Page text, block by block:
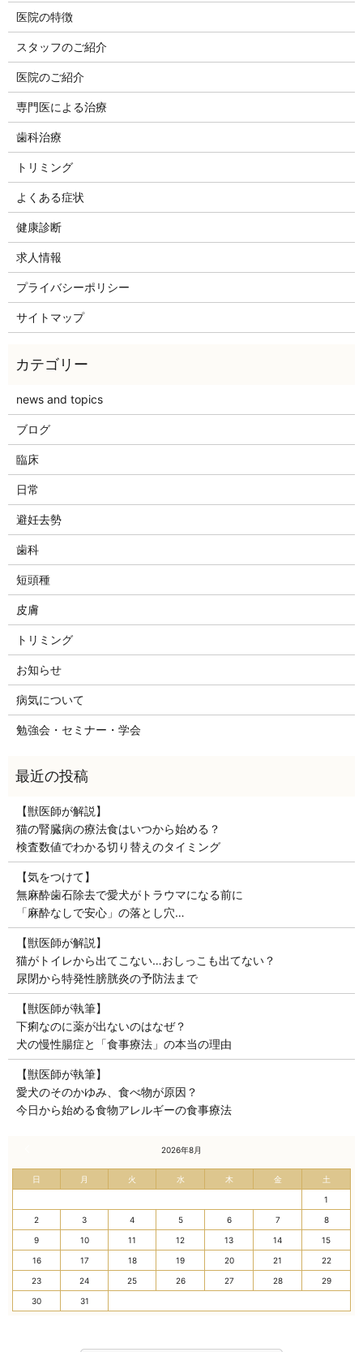
医院の特徴
スタッフのご紹介
医院のご紹介
専門医による治療
歯科治療
トリミング
よくある症状
健康診断
求人情報
プライバシーポリシー
サイトマップ
news and topics
ブログ
臨床
日常
避妊去勢
歯科
短頭種
皮膚
トリミング
お知らせ
病気について
勉強会・セミナー・学会
【獣医師が解説】
猫の腎臓病の療法食はいつから始める？
検査数値でわかる切り替えのタイミング
【気をつけて】
無麻酔歯石除去で愛犬がトラウマになる前に
「麻酔なしで安心」の落とし穴…
【獣医師が解説】
猫がトイレから出てこない…おしっこも出てない？
尿閉から特発性膀胱炎の予防法まで
【獣医師が執筆】
下痢なのに薬が出ないのはなぜ？
犬の慢性腸症と「食事療法」の本当の理由
【獣医師が執筆】
愛犬のそのかゆみ、食べ物が原因？
今日から始める食物アレルギーの食事療法
2026年8月
日 月 火 水 木 金 土
1
2 3 4 5 6 7 8
9 10 11 12 13 14 15
16 17 18 19 20 21 22
23 24 25 26 27 28 29
30 31